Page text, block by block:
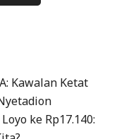
Kawalan Ketat
ke Rp17.140: